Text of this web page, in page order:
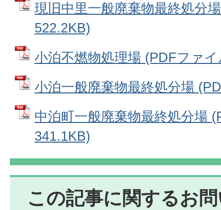
現旧中里一般廃棄物最終処分
522.2KB)
小泊不燃物処理場 (PDFファ
小泊一般廃棄物最終処分場
中泊町一般廃棄物最終処分場
341.1KB)
この記事に関するお